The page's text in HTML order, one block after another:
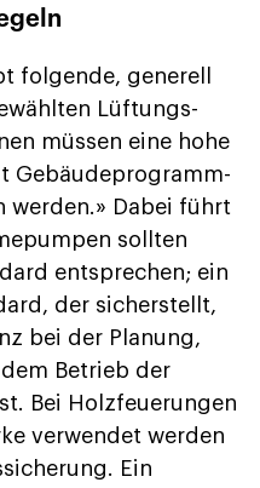
folgende, generell
Lüftungs-
müssen eine hohe
Gebäudeprogramm-
werden.» Dabei führt
sollten
entsprechen; ein
der sicherstellt,
bei der Planung,
Betrieb der
Bei Holzfeuerungen
verwendet werden
Ein